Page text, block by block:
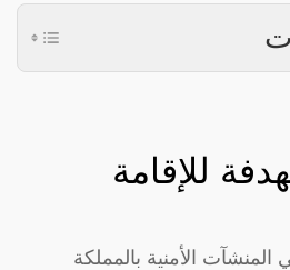
للإقامة
الأمنية بالمملكة